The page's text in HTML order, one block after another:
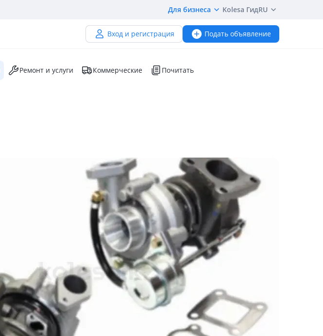
Для бизнеса Kolesa ГидRU
Вход и регистрация Подать объявление
Ремонт и услуги Коммерческие Почитать